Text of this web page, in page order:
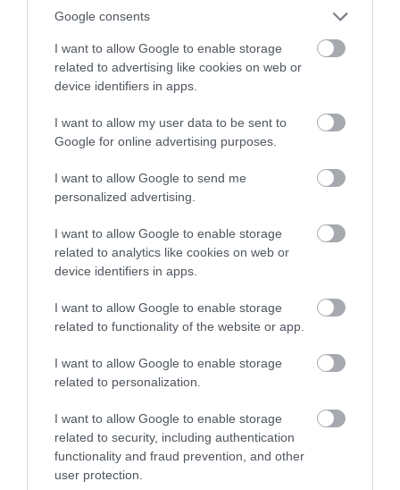
Google consents
I want to allow Google to enable storage
related to advertising like cookies on web or
device identifiers in apps.
I want to allow my user data to be sent to
Google for online advertising purposes.
I want to allow Google to send me
personalized advertising.
I want to allow Google to enable storage
related to analytics like cookies on web or
device identifiers in apps.
I want to allow Google to enable storage
related to functionality of the website or app.
I want to allow Google to enable storage
related to personalization.
I want to allow Google to enable storage
related to security, including authentication
functionality and fraud prevention, and other
user protection.
ILLATMÚZEUMBA
2026-08-04
KIRÁNDULÁS A RAVAZDI
APÁTSÁG HABOS OLDALÁRA
VAN: ÓRIÁSI REJTETT TÁJ
HÚZÓDIK KELET-ANTARKTISZ
2026-06-24